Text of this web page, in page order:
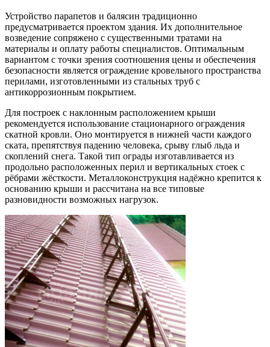
Устройство парапетов и балясин традиционно
предусматривается проектом здания. Их дополнительное
возведение сопряжено с существенными тратами на
материалы и оплату работы специалистов. Оптимальным
вариантом с точки зрения соотношения цены и обеспечения
безопасности является ограждение кровельного пространства
перилами, изготовленными из стальных труб с
антикоррозионным покрытием.
Для построек с наклонным расположением крыши
рекомендуется использование стационарного ограждения
скатной кровли. Оно монтируется в нижней части каждого
ската, препятствуя падению человека, срыву глыб льда и
скоплений снега. Такой тип ограды изготавливается из
продольно расположенных перил и вертикальных стоек с
рёбрами жёсткости. Металлоконструкция надёжно крепится к
основанию крыши и рассчитана на все типовые
разновидности возможных нагрузок.